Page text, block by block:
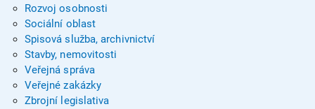
Rozvoj osobnosti
Sociální oblast
Spisová služba, archivnictví
Stavby, nemovitosti
Veřejná správa
Veřejné zakázky
Zbrojní legislativa